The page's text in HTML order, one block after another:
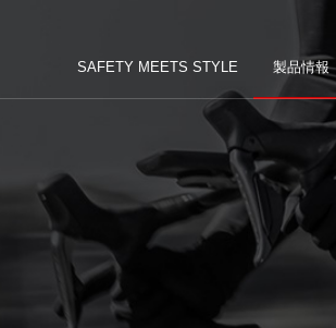
SAFETY MEETS STYLE 製品情報